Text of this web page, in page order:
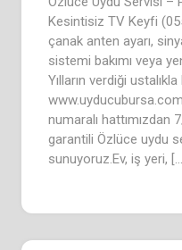
Kesintisiz TV Keyfi
çanak anten ayarı,
sistemi bakımı veya
Yılların verdiği
numaralı hattımızdan
garantili Özlüce uydu
sunuyoruz.Ev, iş yeri, […]